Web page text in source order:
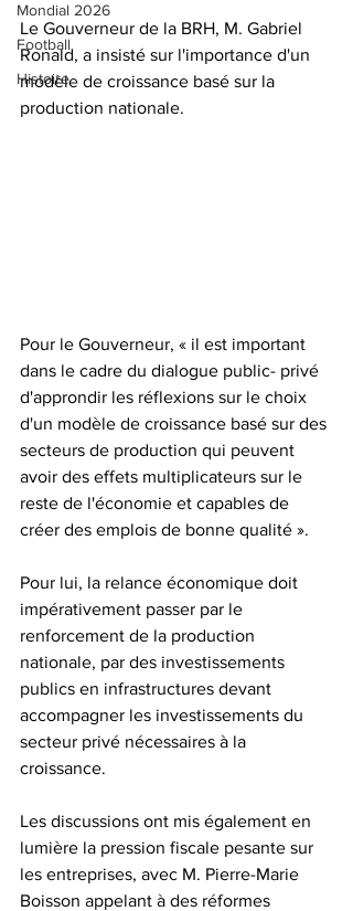
Mondial 2026
Football
Histoire
Le Gouverneur de la BRH, M. Gabriel
Ronald, a insisté sur l'importance d'un
modèle de croissance basé sur la
production nationale.
Pour le Gouverneur, « il est important
dans le cadre du dialogue public- privé
d'approndir les réflexions sur le choix
d'un modèle de croissance basé sur des
secteurs de production qui peuvent
avoir des effets multiplicateurs sur le
reste de l'économie et capables de
créer des emplois de bonne qualité ».
Pour lui, la relance économique doit
impérativement passer par le
renforcement de la production
nationale, par des investissements
publics en infrastructures devant
accompagner les investissements du
secteur privé nécessaires à la
croissance.
Les discussions ont mis également en
lumière la pression fiscale pesante sur
les entreprises, avec M. Pierre-Marie
Boisson appelant à des réformes